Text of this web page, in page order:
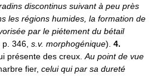
discontinus suivant à peu près
les régions humides, la formation de
par le piétement du bétail
p. 346, s.v. morphogénique). 4.
présente des creux.Au point de vue
fier, celui qui par sa dureté